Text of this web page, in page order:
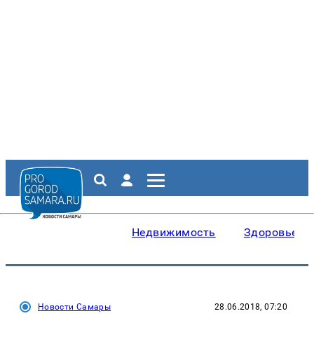
Недвижимость Здоровье
Новости Самары 28.06.2018, 07:20